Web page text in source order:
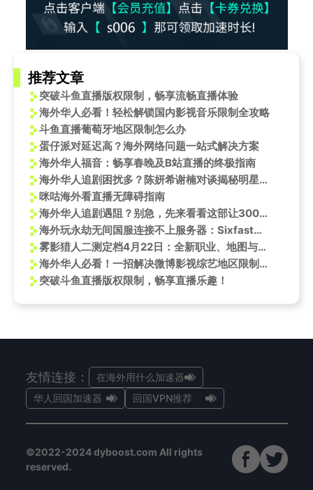
推荐文章
突破斗鱼直播版权限制，畅享流畅直播体验
海外华人必看！轻松解锁国内影视音乐限制全攻略
斗鱼直播葡萄牙地区限制怎么办
蛋仔派对延迟高？海外网络问题一站式解决方案
海外华人福音：畅享春晚及B站直播的终极指南
海外华人追剧困扰多？陈妍希谢楠对谈揭秘明星也遇播放限制难题
咪咕海外看直播无障碍指南
海外华人追剧遇阻？别急，先来看看这部让300万人掏钱买票的国产电影到底有多燃
海外玩永劫无间国服连接不上服务器：Sixfast加速器解决连接难题
雾影猎人二测定档4月22日：全新职业、地图与玩法前瞻
海外华人必看！一招解决微博影视综艺地区限制，郭麒麟天津话新片《脱缰者也》看到爽
突破斗鱼直播版权限制，畅享直播乐趣！
友情连接：
在海外用什么加速器
华人回国加速器
回国VPN推荐
©2022-2024 dyboost.com All rights
reserved.